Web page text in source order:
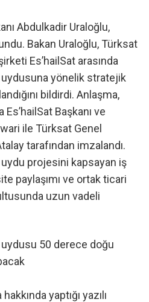
Abdulkadir Uraloğlu,
Bakan Uraloğlu, Türksat
Es’hailSat arasında
yönelik stratejik
bildirdi. Anlaşma,
Es’hailSat Başkanı ve
ile Türksat Genel
tarafından imzalandı.
projesini kapsayan iş
paylaşımı ve ortak ticari
uzun vadeli
50 derece doğu
yaptığı yazılı